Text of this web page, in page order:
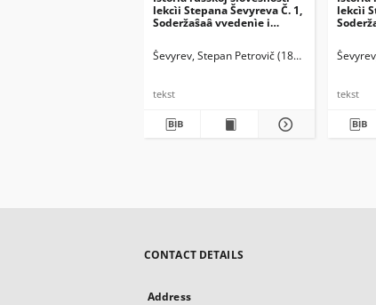
lekcìi Stepana Ševyreva Č. 1,
Soderžaŝaâ vvedenìe i
Ševyrev, Stepan Petrovič (1806-1864)
tekst
lekcìi
tekst
CONTACT DETAILS
Address